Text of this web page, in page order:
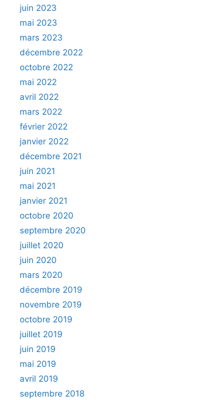
juin 2023
mai 2023
mars 2023
décembre 2022
octobre 2022
mai 2022
avril 2022
mars 2022
février 2022
janvier 2022
décembre 2021
juin 2021
mai 2021
janvier 2021
octobre 2020
septembre 2020
juillet 2020
juin 2020
mars 2020
décembre 2019
novembre 2019
octobre 2019
juillet 2019
juin 2019
mai 2019
avril 2019
septembre 2018